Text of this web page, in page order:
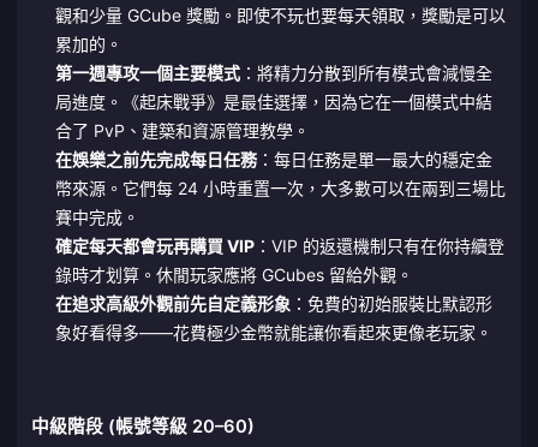
觀和少量 GCube 獎勵。即使不玩也要每天領取，獎勵是可以
累加的。
第一週專攻一個主要模式：將精力分散到所有模式會減慢全
局進度。《起床戰爭》是最佳選擇，因為它在一個模式中結
合了 PvP、建築和資源管理教學。
在娛樂之前先完成每日任務：每日任務是單一最大的穩定金
幣來源。它們每 24 小時重置一次，大多數可以在兩到三場比
賽中完成。
確定每天都會玩再購買 VIP：VIP 的返還機制只有在你持續登
錄時才划算。休閒玩家應將 GCubes 留給外觀。
在追求高級外觀前先自定義形象 ：免費的初始服裝比默認形
象好看得多——花費極少金幣就能讓你看起來更像老玩家。
中級階段 (帳號等級 20–60)